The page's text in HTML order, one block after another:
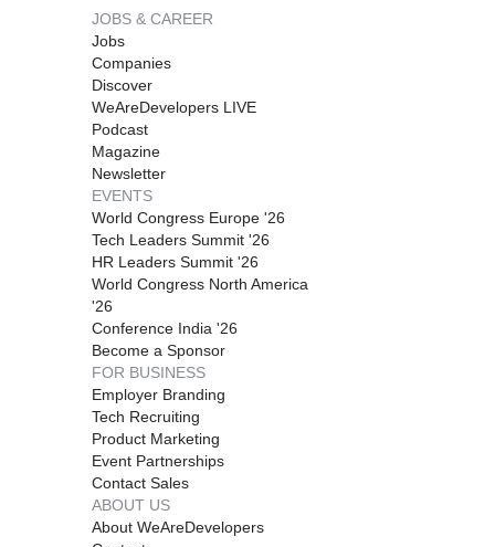
JOBS & CAREER
Jobs
Companies
Discover
WeAreDevelopers LIVE
Podcast
Magazine
Newsletter
EVENTS
World Congress Europe '26
Tech Leaders Summit '26
HR Leaders Summit '26
World Congress North America
'26
Conference India '26
Become a Sponsor
FOR BUSINESS
Employer Branding
Tech Recruiting
Product Marketing
Event Partnerships
Contact Sales
ABOUT US
About WeAreDevelopers